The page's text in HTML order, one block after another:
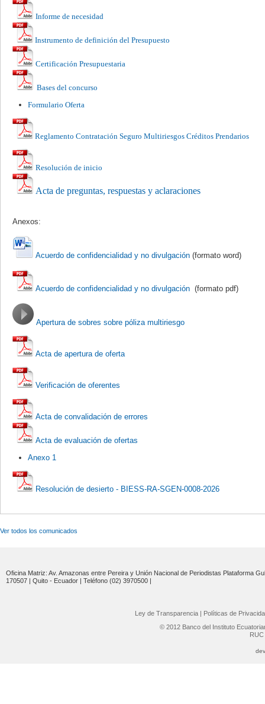
Informe de necesidad
Instrumento de definición del Presupuesto
Certificación Presupuestaria
Bases del concurso
Formulario Oferta
Reglamento Contratación Seguro Multiriesgos Créditos Prendarios
Resolución de inicio
Acta de preguntas, respuestas y aclaraciones
Anexos:
Acuerdo de confidencialidad y no divulgación (formato word)
Acuerdo de confidencialidad y no divulgación (formato pdf)
Apertura de sobres sobre póliza multiriesgo
Acta de apertura de oferta
Verificación de oferentes
Acta de convalidación de errores
Acta de evaluación de ofertas
Anexo 1
Resolución de desierto - BIESS-RA-SGEN-0008-2026
Ver todos los comunicados
Oficina Matriz: Av. Amazonas entre Pereira y Unión Nacional de Periodistas Plataforma
170507 | Quito - Ecuador | Teléfono (02) 3970500 |
Ley de Transparencia | Políticas de
© 2012 Banco del Instituto